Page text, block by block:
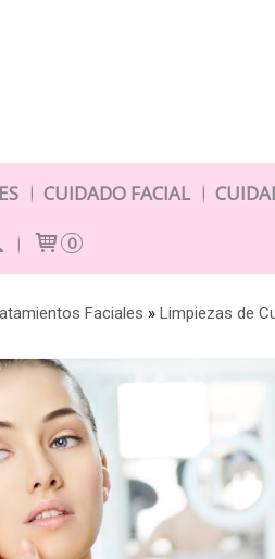
CUIDADO FACIAL
0
Faciales » Limpiezas de